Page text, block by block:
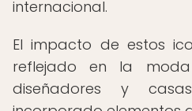
internacional.
El impacto de estos
reflejado en la
diseñadores y